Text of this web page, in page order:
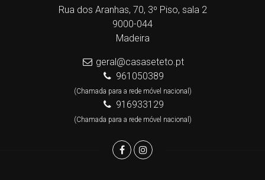
Rua dos Aranhas, 70, 3º Piso, sala 2
9000-044
Madeira
geral@casaseteto.pt
961050389
(Chamada para a rede móvel nacional)
916933129
(Chamada para a rede móvel nacional)